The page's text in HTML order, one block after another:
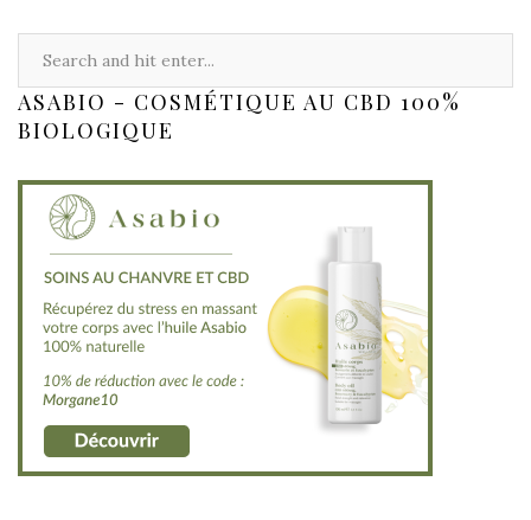
ASABIO - COSMÉTIQUE AU CBD 100%
BIOLOGIQUE